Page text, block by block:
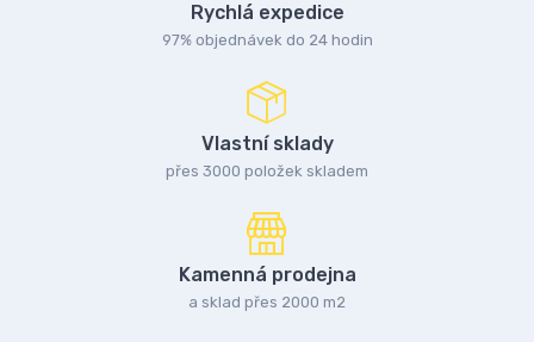
Rychlá expedice
97% objednávek do 24 hodin
Vlastní sklady
přes 3000 položek skladem
Kamenná prodejna
a sklad přes 2000 m2